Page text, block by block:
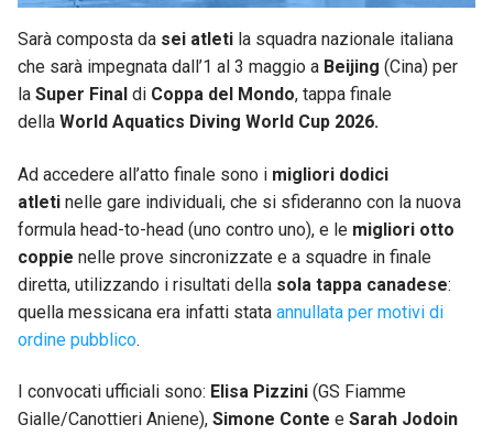
Sarà composta da sei atleti la squadra nazionale italiana
che sarà impegnata dall’1 al 3 maggio a Beijing (Cina) per
la Super Final di Coppa del Mondo, tappa finale
della World Aquatics Diving World Cup 2026.
Ad accedere all’atto finale sono i migliori dodici
atleti nelle gare individuali, che si sfideranno con la nuova
formula head-to-head (uno contro uno), e le migliori otto
coppie nelle prove sincronizzate e a squadre in finale
diretta, utilizzando i risultati della sola tappa canadese:
quella messicana era infatti stata annullata per motivi di
ordine pubblico.
I convocati ufficiali sono: Elisa Pizzini (GS Fiamme
Gialle/Canottieri Aniene), Simone Conte e Sarah Jodoin